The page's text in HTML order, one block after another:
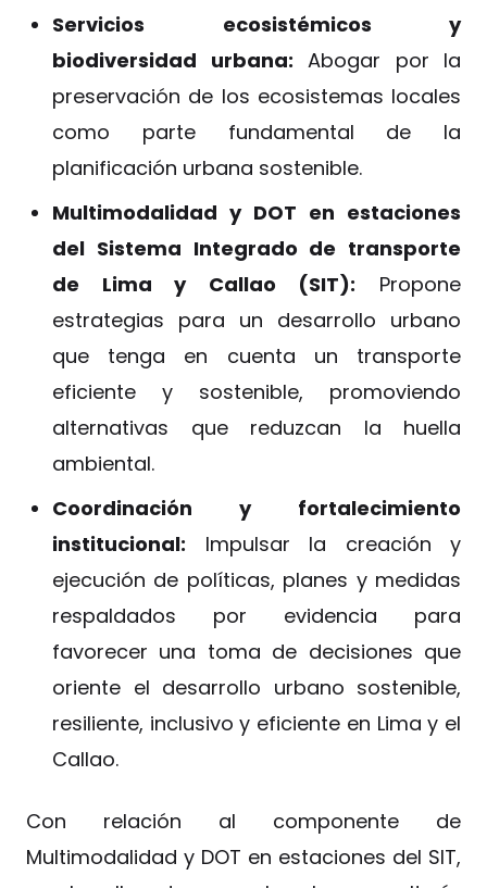
Servicios ecosistémicos y
biodiversidad urbana: Abogar por la
preservación de los ecosistemas locales
como parte fundamental de la
planificación urbana sostenible.
Multimodalidad y DOT en estaciones
del Sistema Integrado de transporte
de Lima y Callao (SIT): Propone
estrategias para un desarrollo urbano
que tenga en cuenta un transporte
eficiente y sostenible, promoviendo
alternativas que reduzcan la huella
ambiental.
Coordinación y fortalecimiento
institucional: Impulsar la creación y
ejecución de políticas, planes y medidas
respaldados por evidencia para
favorecer una toma de decisiones que
oriente el desarrollo urbano sostenible,
resiliente, inclusivo y eficiente en Lima y el
Callao.
Con relación al componente de
Multimodalidad y DOT en estaciones del SIT,